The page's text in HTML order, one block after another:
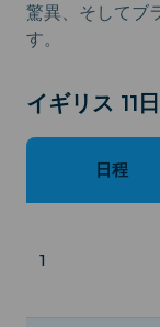
驚異、そしてブ
す。
イギリス 11
日程
1